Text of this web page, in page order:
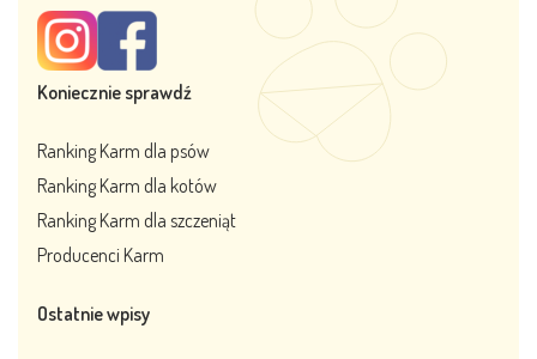
Koniecznie sprawdź
Ranking Karm dla psów
Ranking Karm dla kotów
Ranking Karm dla szczeniąt
Producenci Karm
Ostatnie wpisy